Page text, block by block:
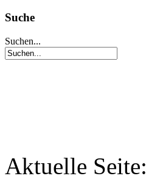
Suche
Suchen...
Aktuelle Seite: